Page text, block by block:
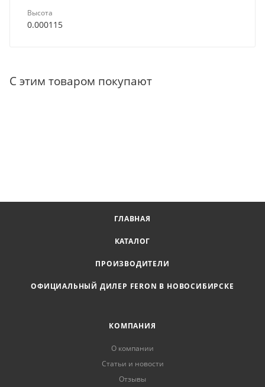
Высота
0.000115
С этим товаром покупают
ГЛАВНАЯ
КАТАЛОГ
ПРОИЗВОДИТЕЛИ
ОФИЦИАЛЬНЫЙ ДИЛЕР FERON В НОВОСИБИРСКЕ
КОМПАНИЯ
О компании
Статьи и новости
Отзывы